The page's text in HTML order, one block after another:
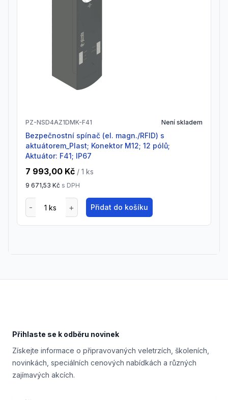
PZ-NSD4AZ1DMK-F41 Není skladem
Bezpečnostní spínač (el. magn./RFID) s
aktuátorem_Plast; Konektor M12; 12 pólů;
Aktuátor: F41; IP67
7 993,00 Kč / 1 ks
9 671,53 Kč s DPH
Přidat do košíku
Přihlaste se k odběru novinek
Získejte informace o připravovaných veletrzích, školeních,
novinkách, speciálních cenových nabídkách a různých
zajímavých akcích.